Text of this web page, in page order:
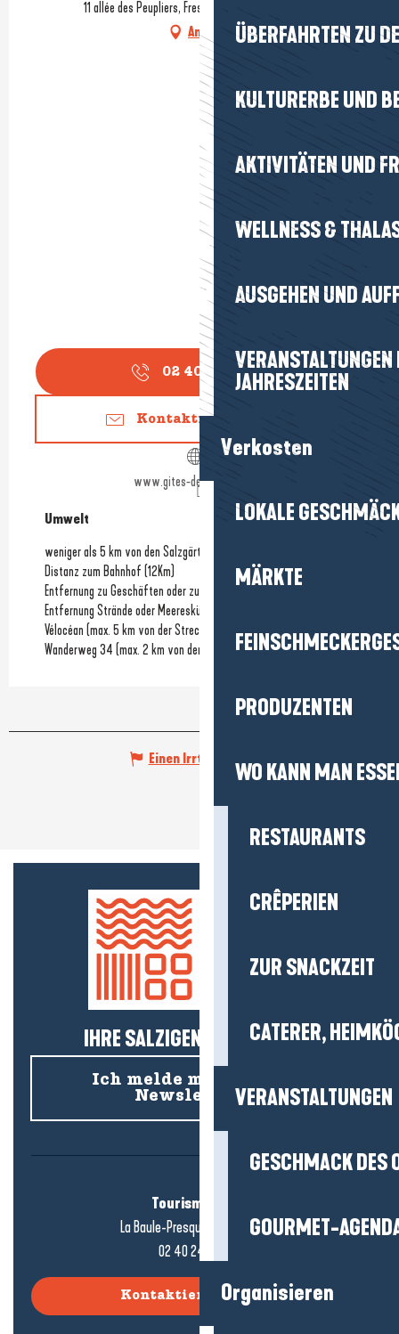
ÜBERFAHRTEN ZU
KULTURERBE UND
AKTIVITÄTEN UND
WELLNESS &
AUSGEHEN UND
JAHRESZEITEN
Verkosten
LOKALE
MÄRKTE
PRODUZENTEN
WO KANN MAN
RESTAURANTS
CRÊPERIEN
ZUR SNACKZEIT
CATERER,
VERANSTALTUNGEN
GESCHMACK DES
GOURMET-
Organisieren
11 allée des Peupliers, Fresanely, 44420 La Turballe
Anfahrt
02 40 62 87▒▒
Kontaktieren Sie uns
www.gites-de-france-44.fr
Umwelt
Umwelt
weniger als 5 km von den Salzgärten entfernt
Distanz zum Bahnhof (12Km)
Entfernung zu Geschäften oder zum Stadtzentrum(1.5Km)
Entfernung Strände oder Meeresküste
Vélocéan (max. 5 km von der Strecke entfernt)
Wanderweg 34 (max. 2 km von der Strecke entfernt)
Einen Irrtum angeben
IHRE SALZIGEN NEUIGKEITEN!
Ich melde mich für den
Newsletter an
Tourismusbüro
La Baule-Presqu'île de Guérande
02 40 24 34 44
Kontaktieren Sie uns